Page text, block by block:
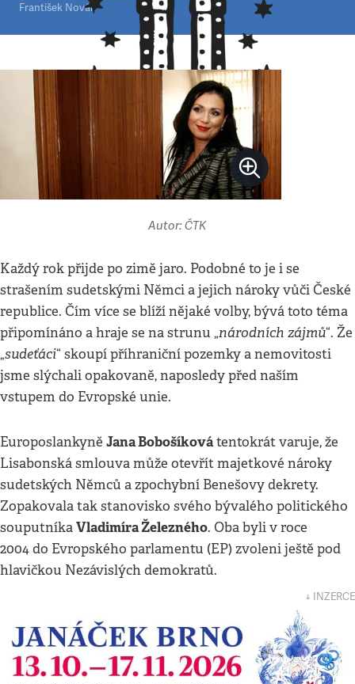
František Novák
Autor: ČTK
Každý rok přijde po zimě jaro. Podobné to je i se
strašením sudetskými Němci a jejich nároky vůči České
republice. Čím více se blíží nějaké volby, bývá toto téma
připomínáno a hraje se na strunu „národních zájmů“. Že
„sudeťáci“ skoupí příhraniční pozemky a nemovitosti
jsme slýchali opakovaně, naposledy před naším
vstupem do Evropské unie.
Europoslankyně Jana Bobošíkovátentokrát varuje, že
Lisabonská smlouva může otevřít majetkové nároky
sudetských Němců a zpochybní Benešovy dekrety.
Zopakovala tak stanovisko svého bývalého politického
souputníkaVladimíra Železného. Oba byli v roce
2004 do Evropského parlamentu (EP) zvoleni ještě pod
hlavičkou Nezávislých demokratů.
↓ INZERCE